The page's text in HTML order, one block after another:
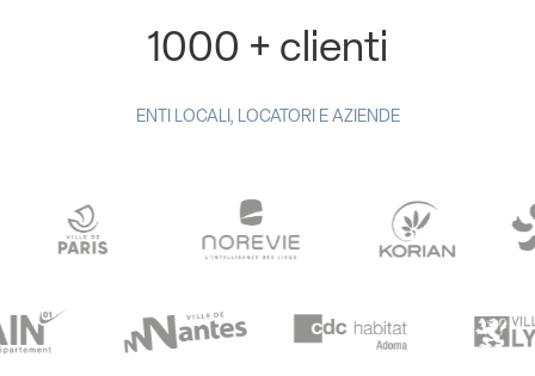
1000 + clienti
ENTI LOCALI, LOCATORI E AZIENDE